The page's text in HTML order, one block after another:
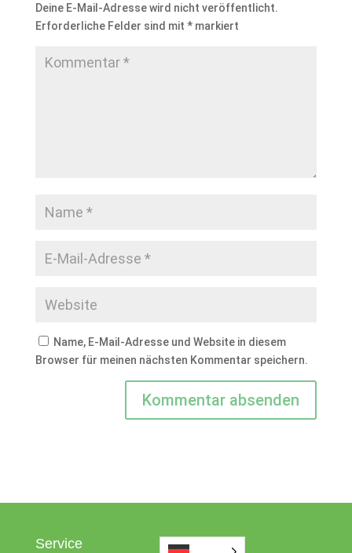
Deine E-Mail-Adresse wird nicht veröffentlicht.
Erforderliche Felder sind mit *markiert
Name, E-Mail-Adresse und Website in diesem
Browser für meinen nächsten Kommentar speichern.
Service